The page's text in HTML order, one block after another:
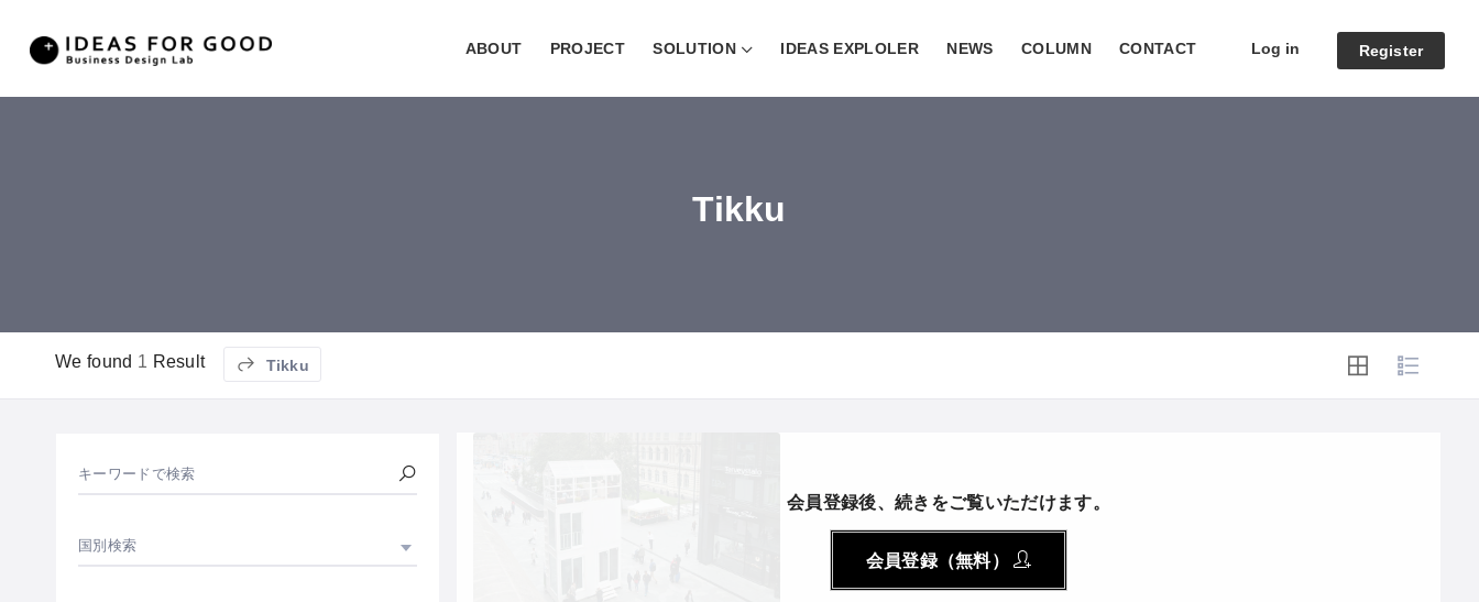
ABOUT PROJECT SOLUTION IDEAS EXPLOLER NEWS COLUMN CONTACT Log in Register
Tikku
We found 1 Result Tikku
キーワードで検索
国別検索
会員登録後、続きをご覧いただけます。
会員登録（無料）